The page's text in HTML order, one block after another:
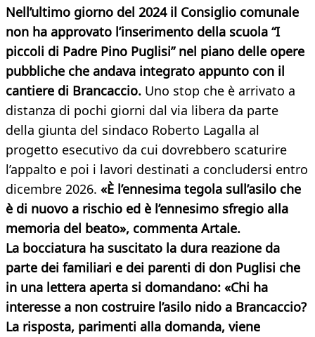
Nell’ultimo giorno del 2024 il Consiglio comunale
non ha approvato l’inserimento della scuola “I
piccoli di Padre Pino Puglisi” nel piano delle opere
pubbliche che andava integrato appunto con il
cantiere di Brancaccio. Uno stop che è arrivato a
distanza di pochi giorni dal via libera da parte
della giunta del sindaco Roberto Lagalla al
progetto esecutivo da cui dovrebbero scaturire
l’appalto e poi i lavori destinati a concludersi entro
dicembre 2026. «È l’ennesima tegola sull’asilo che
è di nuovo a rischio ed è l’ennesimo sfregio alla
memoria del beato», commenta Artale.
La bocciatura ha suscitato la dura reazione da
parte dei familiari e dei parenti di don Puglisi che
in una lettera aperta si domandano: «Chi ha
interesse a non costruire l’asilo nido a Brancaccio?
La risposta, parimenti alla domanda, viene